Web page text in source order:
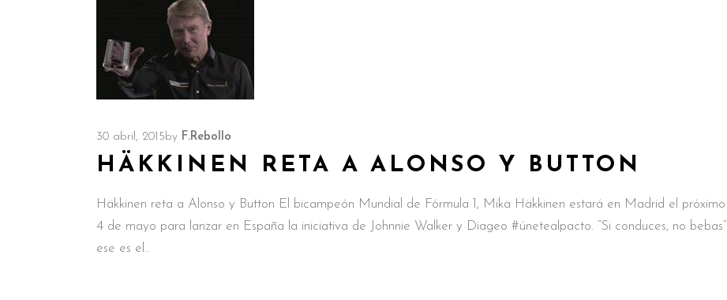
30 abril, 2015by F.Rebollo
HÄKKINEN RETA A ALONSO Y BUTTON
Häkkinen reta a Alonso y Button El bicampeón Mundial de Fórmula 1, Mika Häkkinen estará en Madrid el próximo
4 de mayo para lanzar en España la iniciativa de Johnnie Walker y Diageo #únetealpacto. “Si conduces, no bebas”
ese es el